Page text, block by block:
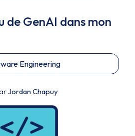
de GenAI dans mon
Engineering
Jordan Chapuy